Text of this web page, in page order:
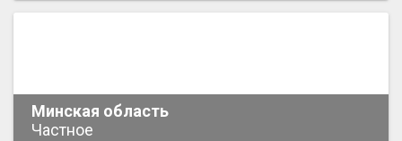
Минская область
Частное